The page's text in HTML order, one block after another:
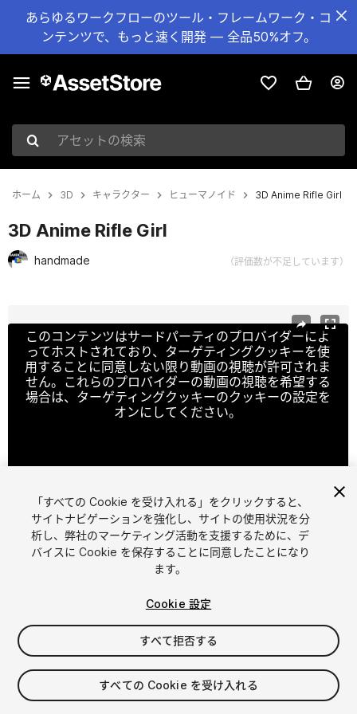
あらゆるワークフローのツール・フレームワーク・コ
ンテンツで、もっと速く開発 — 全品50%オフ。
アセットの検索
ホーム 3D キャラクター ヒューマノイド 3D Anime Rifle Girl
3D Anime Rifle Girl
handmade （評価数が不足しています）
このコンテンツはサードパーティのプロバイダーによ
ってホストされており、ターゲティングクッキーを使
用することに同意しない限り動画の視聴が許可されま
せん。これらのプロバイダーの動画の視聴を希望する
場合は、ターゲティングクッキーのクッキーの設定を
オンにしてください。
1/ 15
$20
消費税は決済時に計算されます
「すべての Cookie を受け入れる」をクリックすると、
サイトナビゲーションを強化し、サイトの使用状況を分
析し、弊社のマーケティング活動を支援するために、デ
バイスに Cookie を保存することに同意したことになり
ます。
Cookie 設定
すべて拒否する
すべての Cookie を受け入れる